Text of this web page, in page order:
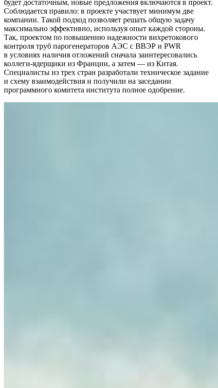
будет достаточным, новые предложения включаются в проект.
Соблюдается правило: в проекте участвует минимум две
компании. Такой подход позволяет решать общую задачу
максимально эффективно, используя опыт каждой стороны.
Так, проектом по повышению надежности вихретокового
контроля труб парогенераторов АЭС с ВВЭР и PWR
в условиях наличия отложений сначала заинтересовались
коллеги-ядерщики из Франции, а затем — ​из Китая.
Специалисты из трех стран разработали техническое задание
и схему взаимодействия и получили на заседании
программного комитета института полное одобрение.